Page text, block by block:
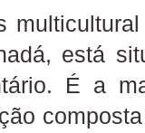
está
É a